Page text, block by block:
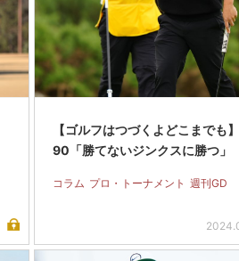
【ゴルフはつづくよどこまでも
90「勝てないジンクスに勝つ」
コラム プロ・トーナメント 週刊GD